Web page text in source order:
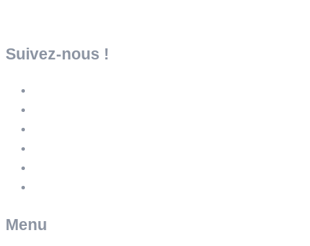
Suivez-nous !
Menu